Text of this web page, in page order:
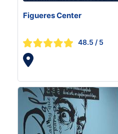
Figueres Center
48.5 / 5